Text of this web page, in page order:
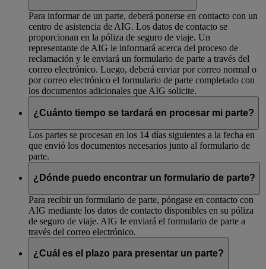
Para informar de un parte, deberá ponerse en contacto con un
centro de asistencia de AIG. Los datos de contacto se
proporcionan en la póliza de seguro de viaje. Un
representante de AIG le informará acerca del proceso de
reclamación y le enviará un formulario de parte a través del
correo electrónico. Luego, deberá enviar por correo normal o
por correo electrónico el formulario de parte completado con
los documentos adicionales que AIG solicite.
¿Cuánto tiempo se tardará en procesar mi parte?
Los partes se procesan en los 14 días siguientes a la fecha en
que envió los documentos necesarios junto al formulario de
parte.
¿Dónde puedo encontrar un formulario de parte?
Para recibir un formulario de parte, póngase en contacto con
AIG mediante los datos de contacto disponibles en su póliza
de seguro de viaje. AIG le enviará el formulario de parte a
través del correo electrónico.
¿Cuál es el plazo para presentar un parte?